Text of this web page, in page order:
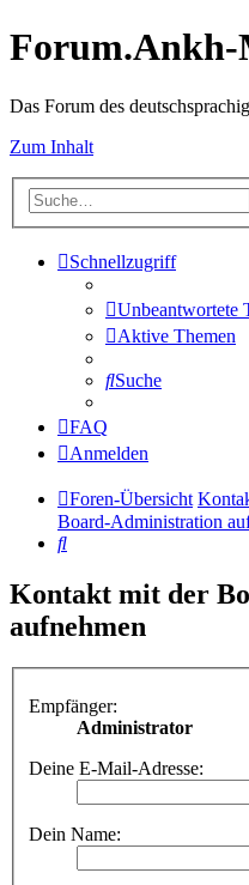
Das Forum des
Zum Inhalt
Schnellzugriff
Unbeantwortete
Aktive Themen
Suche
FAQ
Anmelden
Foren-Übersicht
Board-Administration
Suche
Kontakt mit der
aufnehmen
Empfänger:
Administrator
Deine E-Mail-Adresse:
Dein Name: